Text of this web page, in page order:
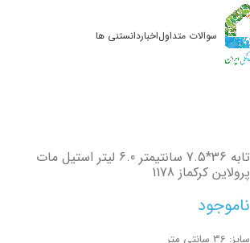
سوالات متداولاخباردانستنی ها
تابه 36*7.5 سانتیمتر 6.0 لیتر استیل مات
پرولاین کرکماز 1178
ناموجود
سایز: 36 سانتی متر